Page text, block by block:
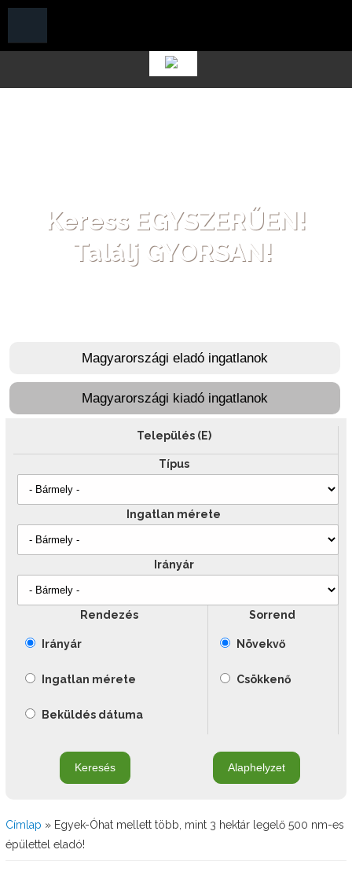
Ugrás a tartalomra
Keress EGYSZERŰEN!
Találj GYORSAN!
Magyarországi eladó ingatlanok
Magyarországi kiadó ingatlanok
Település (E)
Típus
Ingatlan mérete
Irányár
Rendezés
Irányár
Ingatlan mérete
Beküldés dátuma
Sorrend
Növekvő
Csökkenő
Jelenlegi hely
Címlap » Egyek-Óhat mellett több, mint 3 hektár legelő 500 nm-es
épülettel eladó!